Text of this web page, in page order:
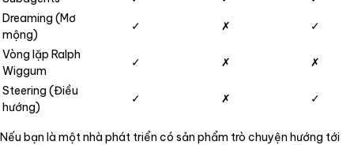
Dreaming (Mơ
mộng)
✓ ✗
✓
Vòng lặp Ralph
Wiggum
✓ ✗
✗
Steering (Điều
hướng)
✓ ✗ ✓
Nếu bạn là một nhà phát triển có sản phẩm trò chuyện hướng tới